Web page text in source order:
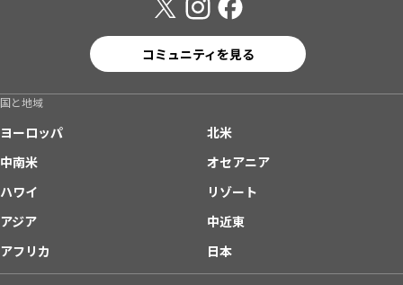
コミュニティを見る
国と地域
ヨーロッパ
北米
中南米
オセアニア
ハワイ
リゾート
アジア
中近東
アフリカ
日本